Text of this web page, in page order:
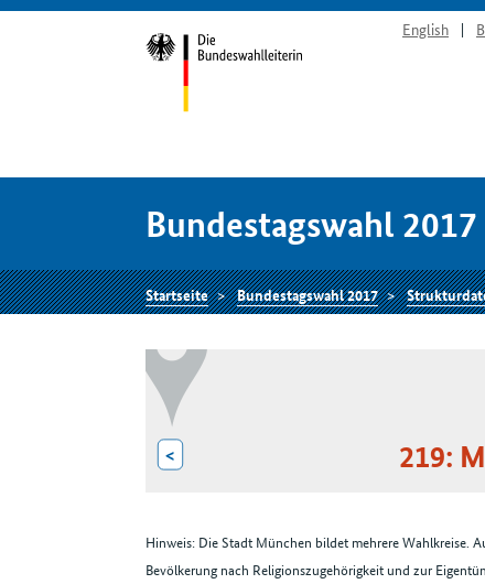
English
Bundestagswahl 2017
Startseite Bundestagswahl 2017
< 219:
Hinweis: Die Stadt München bildet mehrere Wahlkreise.
Bevölkerung nach Religionszugehörigkeit und zur